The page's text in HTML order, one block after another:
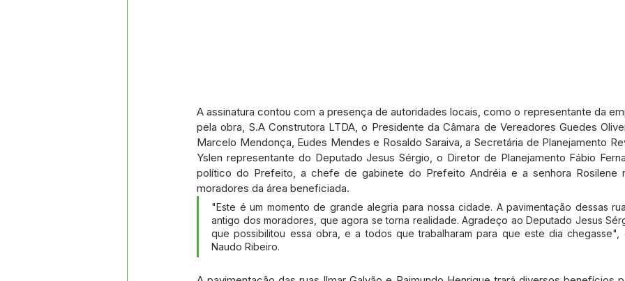
A assinatura contou com a presença de autoridades locais, como o representante da
pela obra, S.A Construtora LTDA, o Presidente da Câmara de Vereadores Guedes
Marcelo Mendonça, Eudes Mendes e Rosaldo Saraiva, a Secretária de Planejamento
Yslen representante do Deputado Jesus Sérgio, o Diretor de Planejamento Fábio
político do Prefeito, a chefe de gabinete do Prefeito Andréia e a senhora Rosilene
moradores da área beneficiada.
"Este é um momento de grande alegria para nossa cidade. A pavimentação dessas
antigo dos moradores, que agora se torna realidade. Agradeço ao Deputado Jesus
que possibilitou essa obra, e a todos que trabalharam para que este dia chegasse",
Naudo Ribeiro.